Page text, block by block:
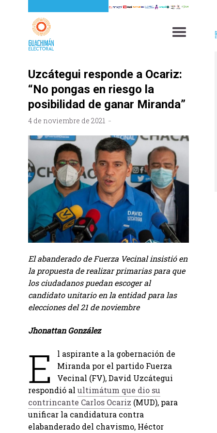
Uzcátegui responde a Ocariz:
“No pongas en riesgo la
posibilidad de ganar Miranda”
4 de noviembre de 2021
El abanderado de Fuerza Vecinal insistió en
la propuesta de realizar primarias para que
los ciudadanos puedan escoger al
candidato unitario en la entidad para las
elecciones del 21 de noviembre
Jhonattan González
E
l aspirante a la gobernación de
Miranda por el partido Fuerza
Vecinal (FV), David Uzcátegui
respondió al ultimátum que dio su
contrincante Carlos Ocariz (MUD), para
unificar la candidatura contra
elabanderado del chavismo, Héctor